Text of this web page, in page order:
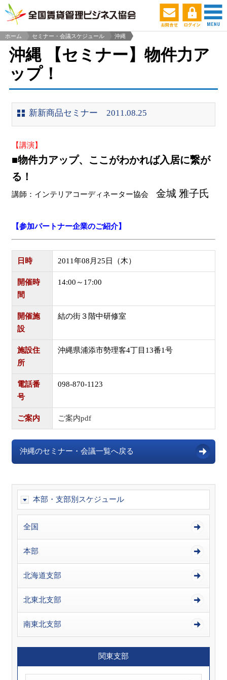
ホーム
セミナー・会議スケジュール
沖縄
沖縄 【セミナー】物件力ア
ップ！
新新商品セミナー 2011.08.25
【講演】
■物件力アップ、ここがわかれば入居に繋が
る！
講師：インテリアコーディネーター協会 金城 雅子氏
【参加パートナー企業のご紹介】
日時 2011年08月25日（木）
開催時
間
14:00～17:00
開催施
設
結の街３階中研修室
施設住
所
沖縄県浦添市勢理客4丁目13番1号
電話番
号
098-870-1123
ご案内 ご案内pdf
沖縄のセミナー・会議一覧へ戻る
本部・支部別スケジュール
全国
本部
北海道支部
北東北支部
南東北支部
関東支部